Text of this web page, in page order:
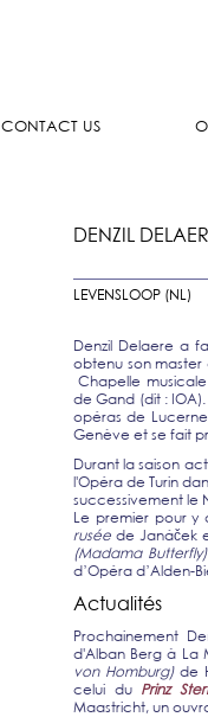
CONTACT US
DENZIL
LEVENSLOOP (NL)
Denzil Delaere a
obtenu son master
Chapelle
de Gand (dit :
opéras de
Genève et se fait
Durant la saison
l'Opéra de Turin
successivement le
Le premier pour
rusée de Janáček
(Madama
d’Opéra d’Alden-
Actualités
Prochainement
d'Alban Berg à La
von Homburg) de
celui du Prinz
Maastricht, un